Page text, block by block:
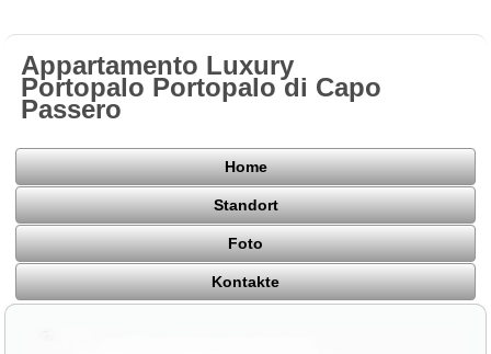
Appartamento Luxury
Portopalo Portopalo di Capo
Passero
Home
Standort
Foto
Kontakte